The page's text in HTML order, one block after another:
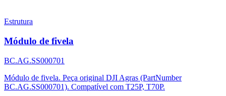
Estrutura
Módulo de fivela
BC.AG.SS000701
Módulo de fivela. Peça original DJI Agras (PartNumber
BC.AG.SS000701). Compatível com T25P, T70P.